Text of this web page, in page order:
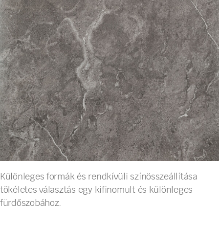
Különleges formák és rendkívüli színösszeállítása
tökéletes választás egy kifinomult és különleges
fürdőszobához.